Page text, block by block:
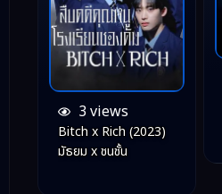
3 views
Bitch x Rich (2023)
มัธยม x ชนชั้น